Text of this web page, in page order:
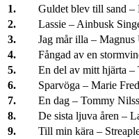
1. Guldet blev till sand –
2. Lassie – Ainbusk
3. Jag mår illa – Magnus
4. Fångad av en
5. En del av mitt hjärta –
6. Sparvöga – Marie
7. En dag – Tommy
8. De sista ljuva åren –
9. Till min kära –